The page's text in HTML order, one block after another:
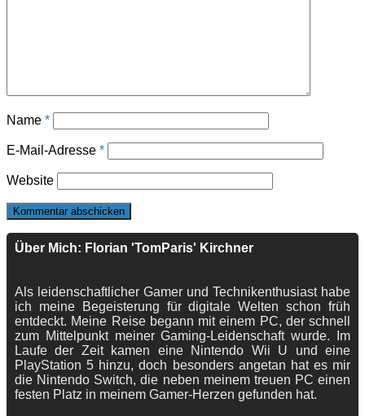
Name *
E-Mail-Adresse *
Website
Über Mich: Florian 'TomParis' Kirchner
Als leidenschaftlicher Gamer und Technikenthusiast habe
ich meine Begeisterung für digitale Welten schon früh
entdeckt. Meine Reise begann mit einem PC, der schnell
zum Mittelpunkt meiner Gaming-Leidenschaft wurde. Im
Laufe der Zeit kamen eine Nintendo Wii U und eine
PlayStation 5 hinzu, doch besonders angetan hat es mir
die Nintendo Switch, die neben meinem treuen PC einen
festen Platz in meinem Gamer-Herzen gefunden hat.